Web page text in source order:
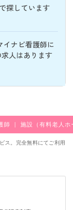
探しています
イナビ看護師に
人はあります
師 ｜ 施設（有料老人
ス。完全無料にてご利用